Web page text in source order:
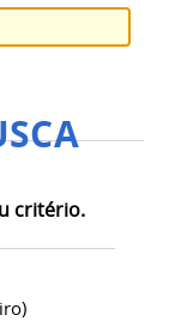
critério.